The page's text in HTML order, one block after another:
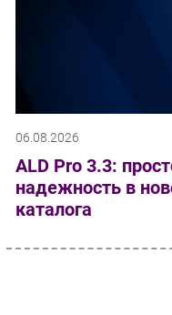
06.08.2026
ALD Pro 3.3:
надежность в
каталога